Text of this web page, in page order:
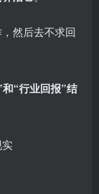
然后去不求回
“行业回报”结